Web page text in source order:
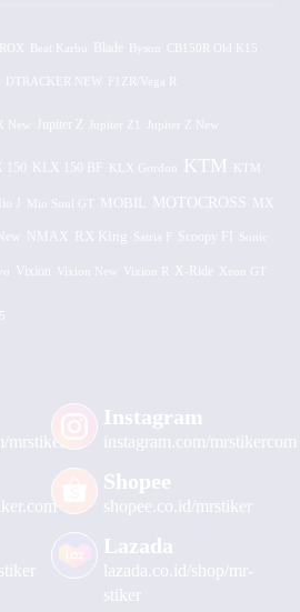
CB150R Old K15
DTRACKER NEW F1ZR/Vega R
New Jupiter Z
150 KLX 150 BF KLX Gordon KTM KTM
J Mio Soul GT MOBIL MOTOCROSS MX
NMAX RX King Satria F Scoopy FI Sonic
Vixion Vixion New Vixion R X-Ride Xeon GT
Instagram
instagram.com/mrstikercom
Shopee
shopee.co.id/mrstiker
Lazada
lazada.co.id/shop/mr-
stiker